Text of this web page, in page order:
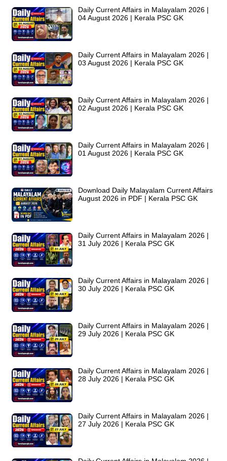
Daily Current Affairs in Malayalam 2026 |
04 August 2026 | Kerala PSC GK
Daily Current Affairs in Malayalam 2026 |
03 August 2026 | Kerala PSC GK
Daily Current Affairs in Malayalam 2026 |
02 August 2026 | Kerala PSC GK
Daily Current Affairs in Malayalam 2026 |
01 August 2026 | Kerala PSC GK
Download Daily Malayalam Current Affairs
August 2026 in PDF | Kerala PSC GK
Daily Current Affairs in Malayalam 2026 |
31 July 2026 | Kerala PSC GK
Daily Current Affairs in Malayalam 2026 |
30 July 2026 | Kerala PSC GK
Daily Current Affairs in Malayalam 2026 |
29 July 2026 | Kerala PSC GK
Daily Current Affairs in Malayalam 2026 |
28 July 2026 | Kerala PSC GK
Daily Current Affairs in Malayalam 2026 |
27 July 2026 | Kerala PSC GK